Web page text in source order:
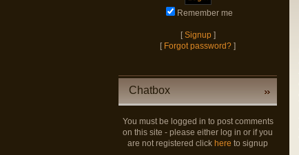
Remember me
[Signup]
[ Forgot password? ]
Chatbox
You must be logged in to post comments
on this site - please either log in or if you
are not registered click here to signup